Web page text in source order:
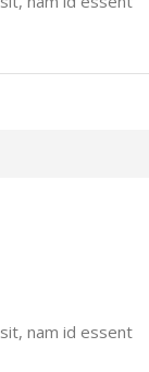
nam id essent